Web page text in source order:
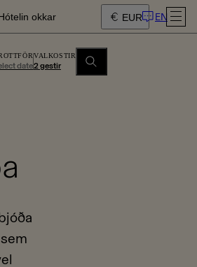
okkar EUR EN
date
VALKOSTIR
2 gestir